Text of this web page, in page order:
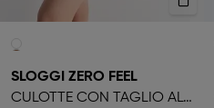
SLOGGI ZERO FEEL
CULOTTE CON TAGLIO ALTO